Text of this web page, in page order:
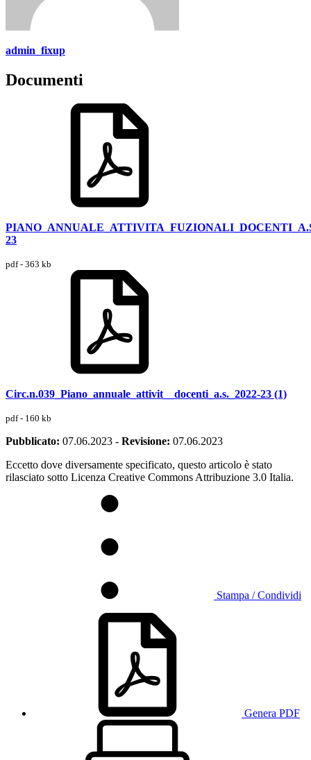
admin_fixup
Documenti
23
pdf - 363 kb
Circ.n.039_Piano_annuale_attivit__docenti_a.s._2022-23 (1)
pdf - 160 kb
Pubblicato: 07.06.2023 - Revisione: 07.06.2023
Eccetto dove diversamente specificato, questo articolo è stato
rilasciato sotto Licenza Creative Commons Attribuzione 3.0 Italia.
Stampa / Condividi
Genera PDF